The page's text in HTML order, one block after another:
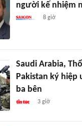
người kế nhiệm
8 giờ
Saudi Arabia,
Pakistan ký hiệp
ba bên
3 giờ